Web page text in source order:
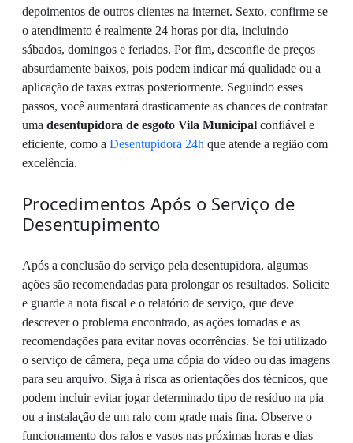
depoimentos de outros clientes na internet. Sexto, confirme se
o atendimento é realmente 24 horas por dia, incluindo
sábados, domingos e feriados. Por fim, desconfie de preços
absurdamente baixos, pois podem indicar má qualidade ou a
aplicação de taxas extras posteriormente. Seguindo esses
passos, você aumentará drasticamente as chances de contratar
uma desentupidora de esgoto Vila Municipal confiável e
eficiente, como a Desentupidora 24h que atende a região com
excelência.
Procedimentos Após o Serviço de
Desentupimento
Após a conclusão do serviço pela desentupidora, algumas
ações são recomendadas para prolongar os resultados. Solicite
e guarde a nota fiscal e o relatório de serviço, que deve
descrever o problema encontrado, as ações tomadas e as
recomendações para evitar novas ocorrências. Se foi utilizado
o serviço de câmera, peça uma cópia do vídeo ou das imagens
para seu arquivo. Siga à risca as orientações dos técnicos, que
podem incluir evitar jogar determinado tipo de resíduo na pia
ou a instalação de um ralo com grade mais fina. Observe o
funcionamento dos ralos e vasos nas próximas horas e dias